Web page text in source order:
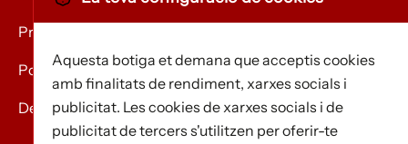
Privacitat
Política de Cookies
Devolució de mercaderies
Aquesta botiga et demana que acceptis cookies
amb finalitats de rendiment, xarxes socials i
publicitat. Les cookies de xarxes socials i de
publicitat de tercers s'utilitzen per oferir-te